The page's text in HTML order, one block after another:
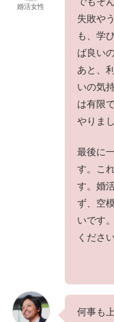
婚活女性
失敗や
も、学
ば良い
あと、
いの気
は有限
やりま
最後に
す。こ
す。婚
ず、空
いです
ください
何事も